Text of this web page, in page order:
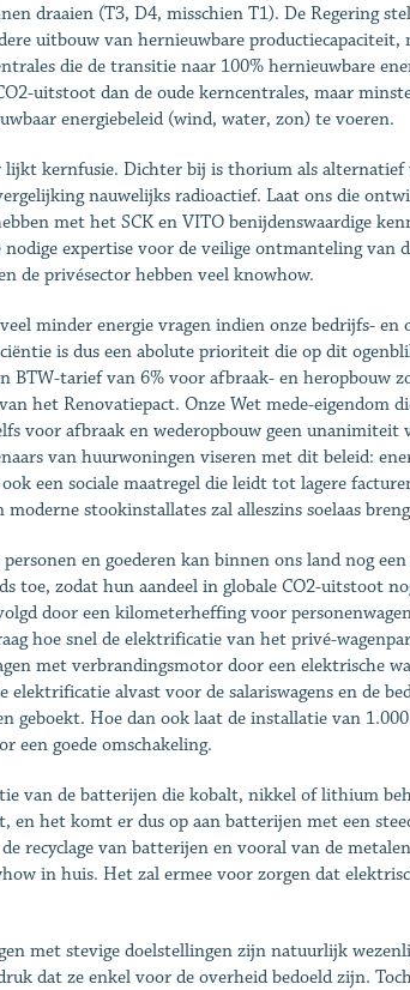
draaien (T3, D4, misschien T1). De Regering
uitbouw van hernieuwbare
die de transitie naar 100% hernieuwbare
uitstoot dan de oude kerncentrales, maar
energiebeleid (wind, water, zon) te voeren.
lijkt kernfusie. Dichter bij is thorium als
nauwelijks radioactief. Laat ons die
met het SCK en VITO benijdenswaardige
expertise voor de veilige ontmanteling van
de privésector hebben veel knowhow.
minder energie vragen indien onze bedrijfs- en
is dus een abolute prioriteit die op dit
BTW-tarief van 6% voor afbraak- en heropbouw
het Renovatiepact. Onze Wet mede-
voor afbraak en wederopbouw geen unanimiteit
van huurwoningen viseren met dit beleid:
een sociale maatregel die leidt tot lagere
stookinstallates zal alleszins soelaas
en goederen kan binnen ons land nog
toe, zodat hun aandeel in globale CO2-uitstoot
door een kilometerheffing voor
hoe snel de elektrificatie van het privé-
met verbrandingsmotor door een elektrische
elektrificatie alvast voor de salariswagens en de
geboekt. Hoe dan ook laat de installatie van
een goede omschakeling.
van de batterijen die kobalt, nikkel of lithium
en het komt er dus op aan batterijen met een
recyclage van batterijen en vooral van de
in huis. Het zal ermee voor zorgen dat
met stevige doelstellingen zijn natuurlijk
dat ze enkel voor de overheid bedoeld zijn.